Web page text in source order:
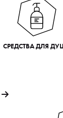
СРЕДСТВА ДЛЯ